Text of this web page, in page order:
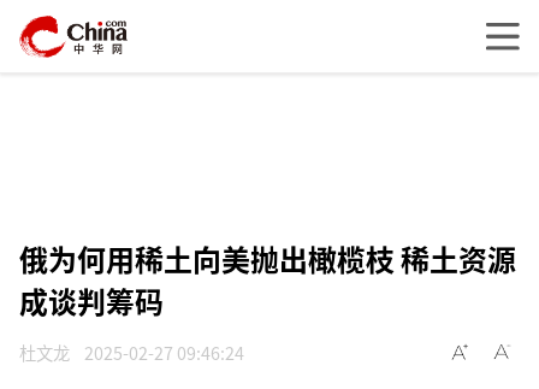
俄为何用稀土向美抛出橄榄枝 稀土资源
成谈判筹码
杜文龙 2025-02-27 09:46:24